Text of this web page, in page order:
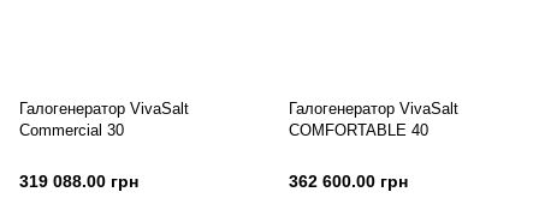
Галогенератор VivaSalt
Commercial 30
319 088.00 грн
Галогенератор VivaSalt
COMFORTABLE 40
362 600.00 грн